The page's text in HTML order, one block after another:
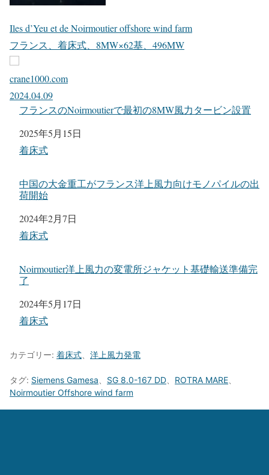
Iles d’Yeu et de Noirmoutier offshore wind farm
フランス、着床式、8MW×62基、496MW
crane1000.com
2024.04.09
フランスのNoirmoutierで最初の8MW風力タービン設置
日付
2025年5月15日
関連理由
着床式
中国の大金重工がフランス洋上風力向けモノパイルの出
荷開始
日付
2024年2月7日
関連理由
着床式
Noirmoutier洋上風力の変電所ジャケット基礎輸送準備完
了
日付
2024年5月17日
関連理由
着床式
カテゴリー: 着床式 洋上風力発電
タグ: Siemens Gamesa SG 8.0-167 DD ROTRA MARE
Noirmoutier Offshore wind farm